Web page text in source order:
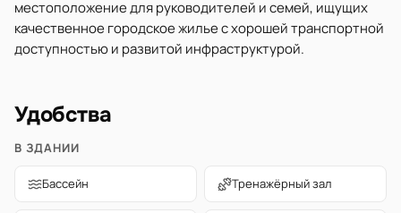
местоположение для руководителей и семей, ищущих
качественное городское жилье с хорошей транспортной
доступностью и развитой инфраструктурой.
Удобства
В ЗДАНИИ
Бассейн Тренажёрный зал